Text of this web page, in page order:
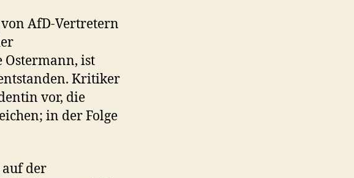
AfD-Vertretern
ist
Kritiker
vor, die
in der Folge
auf der